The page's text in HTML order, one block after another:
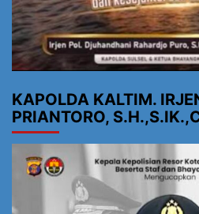
KAPOLDA KALTIM.
PRIANTORO,